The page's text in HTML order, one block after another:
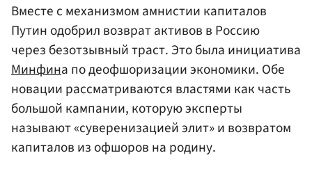
Вместе с механизмом амнистии капиталов
Путин одобрил возврат активов в Россию
через безотзывный траст. Это была инициатива
Минфина по деофшоризации экономики. Обе
новации рассматриваются властями как часть
большой кампании, которую эксперты
называют «суверенизацией элит» и возвратом
капиталов из офшоров на родину.